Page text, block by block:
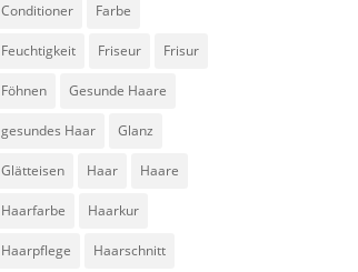
Conditioner Farbe
Feuchtigkeit Friseur Frisur
Föhnen Gesunde Haare
gesundes Haar Glanz
Glätteisen Haar Haare
Haarfarbe Haarkur
Haarpflege Haarschnitt